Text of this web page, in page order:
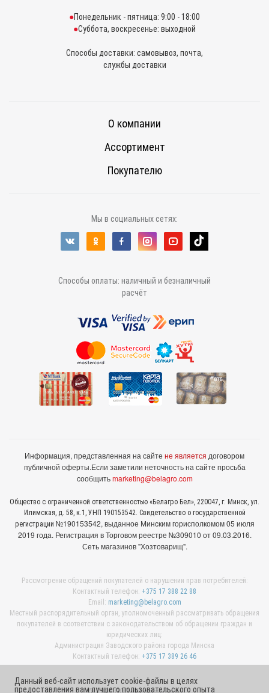
Понедельник - пятница: 9:00 - 18:00
Суббота, воскресенье: выходной
Способы доставки: самовывоз, почта,
службы доставки
О компании
Ассортимент
Покупателю
Мы в социальных сетях:
Способы оплаты: наличный и безналичный
расчёт
Информация, представленная на сайте не является договором
публичной оферты.Если заметили неточность на сайте просьба
сообщитьmarketing@belagro.com
Общество с ограниченной ответственностью «Белагро Бел», 220047, г. Минск, ул.
Илимская, д. 58, к.1, УНП 190153542. Свидетельство о государственной
регистрации №190153542, выданное Минcким горисполкомом 05 июля
2019 года. Регистрация в Торговом реестре №309010 от 09.03.2016.
Сеть магазинов "Хозтоварищ".
Рассмотрение обращений покупателей о нарушении прав потребителей:
Контактный телефон: +375 17 388 22 88
Email: marketing@belagro.com
Местный распорядительный орган, уполномоченный рассматривать обращения
покупателей в соответствии с законодательством об обращении граждан и
юридических лиц:
Администрация Заводского района города Минска
Контактный телефон: +375 17 389 26 46
Данный веб-сайт использует cookie-файлы в целях
предоставления вам лучшего пользовательского опыта